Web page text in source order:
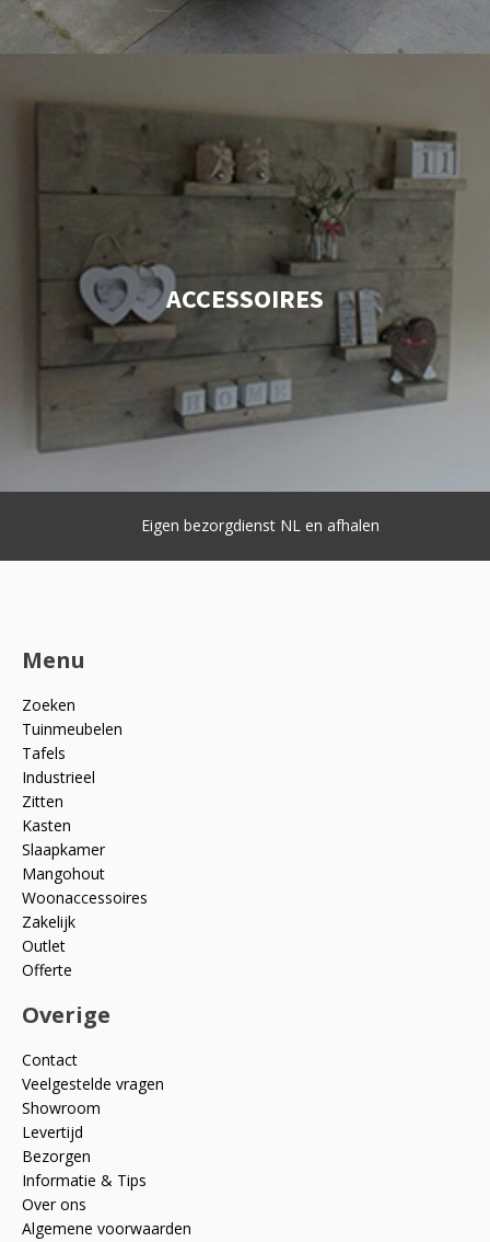
ACCESSOIRES
Eigen bezorgdienst NL en afhalen
Menu
Zoeken
Tuinmeubelen
Tafels
Industrieel
Zitten
Kasten
Slaapkamer
Mangohout
Woonaccessoires
Zakelijk
Outlet
Offerte
Overige
Contact
Veelgestelde vragen
Showroom
Levertijd
Bezorgen
Informatie & Tips
Over ons
Algemene voorwaarden